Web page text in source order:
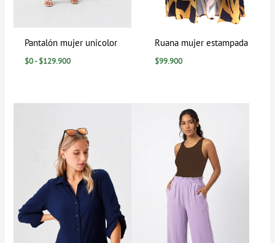
Pantalón mujer unicolor
$0- $129.900
Ruana mujer estampada
$99.900
precios:
desde
$0
hasta
$94.900